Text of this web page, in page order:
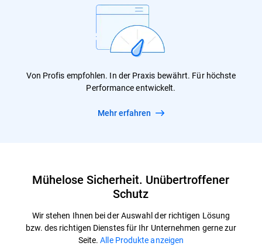
Von Profis empfohlen. In der Praxis bewährt. Für höchste
Performance entwickelt.
Mehr erfahren
Mühelose Sicherheit. Unübertroffener
Schutz
Wir stehen Ihnen bei der Auswahl der richtigen Lösung
bzw. des richtigen Dienstes für Ihr Unternehmen gerne zur
Seite.Alle Produkte anzeigen